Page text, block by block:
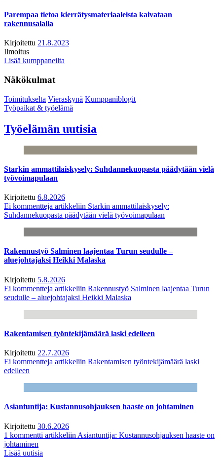
Parempaa tietoa kierrätysmateriaaleista kaivataan
rakennusalalla
Kirjoitettu 21.8.2023
Ilmoitus
Lisää kumppaneilta
Näkökulmat
Toimitukselta Vieraskynä Kumppaniblogit
Työpaikat & työelämä
Työelämän uutisia
Starkin ammattilaiskysely: Suhdannekuopasta päädytään vielä
työvoimapulaan
Kirjoitettu 6.8.2026
Ei kommentteja artikkeliin Starkin ammattilaiskysely:
Suhdannekuopasta päädytään vielä työvoimapulaan
Rakennustyö Salminen laajentaa Turun seudulle –
aluejohtajaksi Heikki Malaska
Kirjoitettu 5.8.2026
Ei kommentteja artikkeliin Rakennustyö Salminen laajentaa Turun
seudulle – aluejohtajaksi Heikki Malaska
Rakentamisen työntekijämäärä laski edelleen
Kirjoitettu 22.7.2026
Ei kommentteja artikkeliin Rakentamisen työntekijämäärä laski
edelleen
Asiantuntija: Kustannusohjauksen haaste on johtaminen
Kirjoitettu 30.6.2026
1 kommentti artikkeliin Asiantuntija: Kustannusohjauksen haaste on
johtaminen
Lisää uutisia